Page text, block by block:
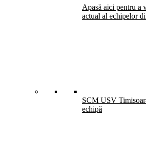
Apasă aici pentru a
actual al echipelor
SCM USV
echipă